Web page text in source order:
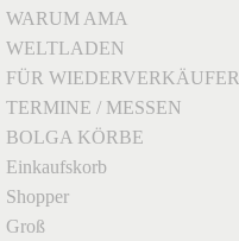
WARUM AMA
WELTLADEN
FÜR WIEDERVERKÄUFER
TERMINE / MESSEN
BOLGA KÖRBE
Einkaufskorb
Shopper
Groß